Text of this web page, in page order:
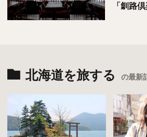
「釧路
北海道を旅する の最新